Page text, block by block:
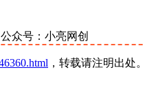
众号：小亮网创
，转载请注明出处